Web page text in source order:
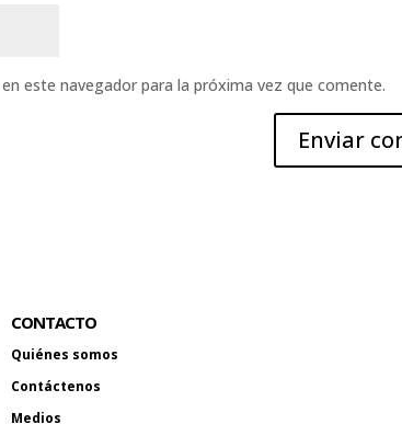
este navegador para la próxima vez que comente.
CONTACTO
Quiénes somos
Contáctenos
Medios